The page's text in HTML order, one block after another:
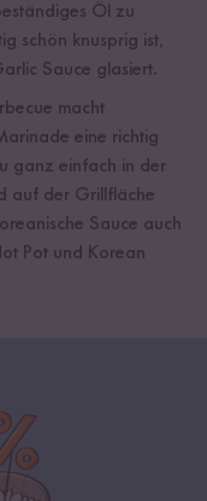
Öl zu
schön knusprig ist,
Sauce glasiert.
macht
eine richtig
ganz einfach in der
auf der Grillfläche
Sauce auch
Pot und Korean